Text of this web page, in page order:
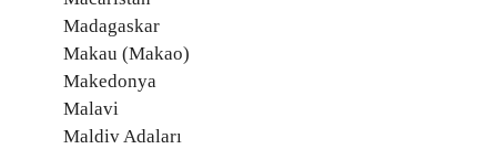
Madagaskar
Makau (Makao)
Makedonya
Malavi
Maldiv Adaları